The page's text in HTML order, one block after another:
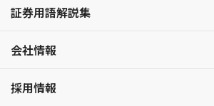
証券用語解説集
会社情報
採用情報